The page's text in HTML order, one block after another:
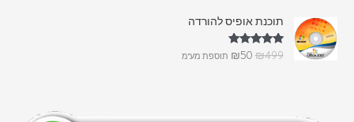
תוכנת אופיס להורדה
דורג5.00
₪499
₪50 תוספת מע"מ